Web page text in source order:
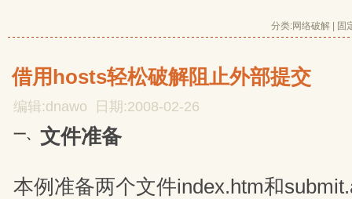
分类:网络破解 固
借用hosts轻松破解阻止外部提交
编辑:dnawo 日期:2008-02-26
一、 文件准备
本例准备两个文件index.htm和